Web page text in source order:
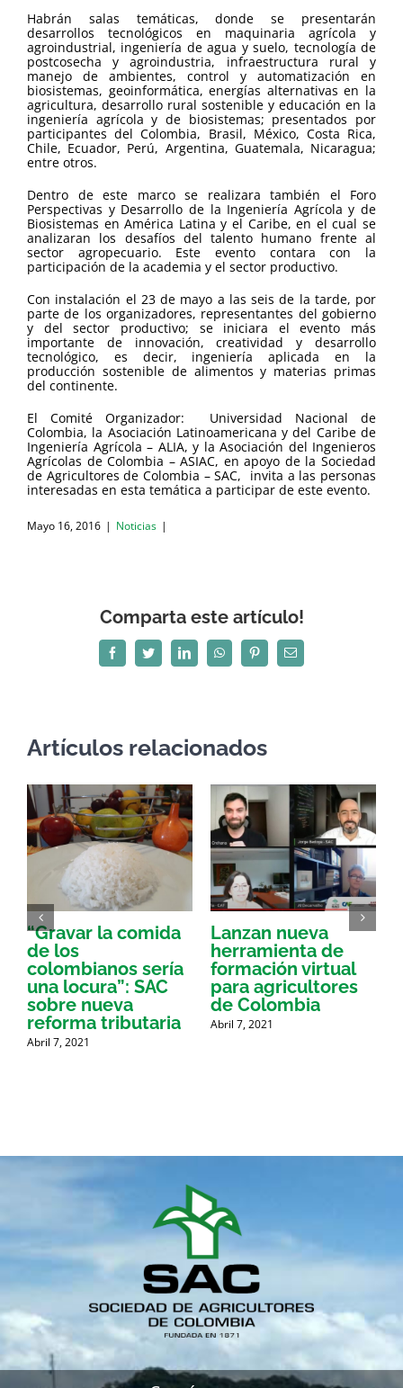
Habrán salas temáticas, donde se presentarán
desarrollos tecnológicos en maquinaria agrícola y
agroindustrial, ingeniería de agua y suelo, tecnología de
postcosecha y agroindustria, infraestructura rural y
manejo de ambientes, control y automatización en
biosistemas, geoinformática, energías alternativas en la
agricultura, desarrollo rural sostenible y educación en la
ingeniería agrícola y de biosistemas; presentados por
participantes del Colombia, Brasil, México, Costa Rica,
Chile, Ecuador, Perú, Argentina, Guatemala, Nicaragua;
entre otros.
Dentro de este marco se realizara también el Foro
Perspectivas y Desarrollo de la Ingeniería Agrícola y de
Biosistemas en América Latina y el Caribe, en el cual se
analizaran los desafíos del talento humano frente al
sector agropecuario. Este evento contara con la
participación de la academia y el sector productivo.
Con instalación el 23 de mayo a las seis de la tarde, por
parte de los organizadores, representantes del gobierno
y del sector productivo; se iniciara el evento más
importante de innovación, creatividad y desarrollo
tecnológico, es decir, ingeniería aplicada en la
producción sostenible de alimentos y materias primas
del continente.
El Comité Organizador:
Universidad Nacional de
Colombia, la Asociación Latinoamericana y del Caribe de
Ingeniería Agrícola – ALIA, y la Asociación del Ingenieros
Agrícolas de Colombia – ASIAC, en apoyo de la Sociedad
de Agricultores de Colombia – SAC, invita a las personas
interesadas en esta temática a participar de este evento.
Mayo 16, 2016 | Noticias |
Comparta este artículo!
FacebookTwitterLinkedInWhatsAppPinterestCorreo
electrónico
Artículos relacionados
“Gravar la comida
de los
colombianos sería
una locura”: SAC
sobre nueva
reforma tributaria
Abril 7, 2021
Lanzan nueva
herramienta de
formación virtual
para agricultores
de Colombia
Abril 7, 2021